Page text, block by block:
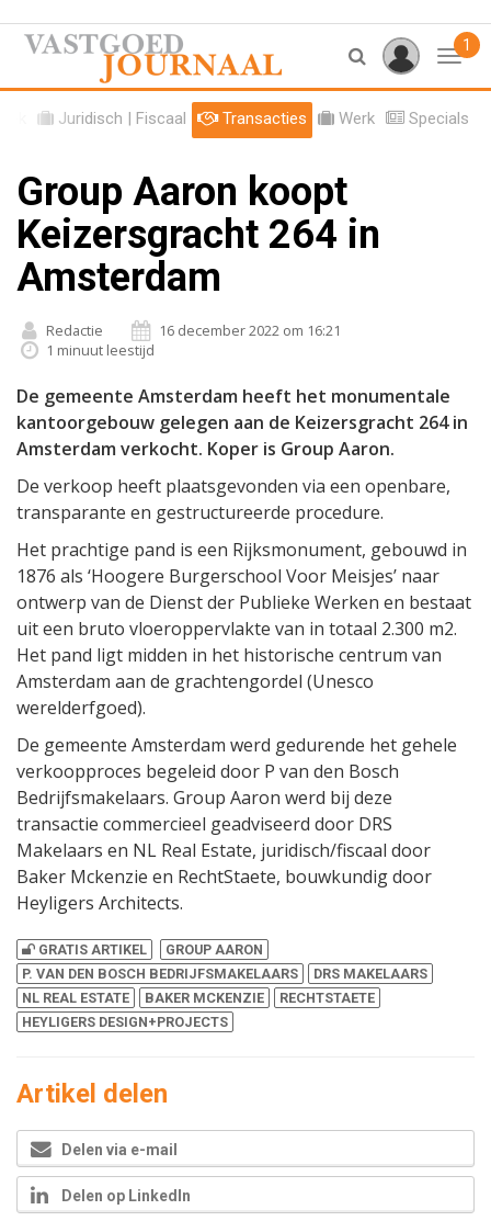
1
Juridisch | Fiscaal Transacties Werk Specials
Group Aaron koopt
Keizersgracht 264 in
Amsterdam
Redactie
16 december 2022 om 16:21
1 minuut leestijd
De gemeente Amsterdam heeft het monumentale
kantoorgebouw gelegen aan de Keizersgracht 264 in
Amsterdam verkocht. Koper is Group Aaron.
De verkoop heeft plaatsgevonden via een openbare,
transparante en gestructureerde procedure.
Het prachtige pand is een Rijksmonument, gebouwd in
1876 als ‘Hoogere Burgerschool Voor Meisjes’ naar
ontwerp van de Dienst der Publieke Werken en bestaat
uit een bruto vloeroppervlakte van in totaal 2.300 m2.
Het pand ligt midden in het historische centrum van
Amsterdam aan de grachtengordel (Unesco
werelderfgoed).
De gemeente Amsterdam werd gedurende het gehele
verkoopproces begeleid door P van den Bosch
Bedrijfsmakelaars. Group Aaron werd bij deze
transactie commercieel geadviseerd door DRS
Makelaars en NL Real Estate, juridisch/fiscaal door
Baker Mckenzie en RechtStaete, bouwkundig door
Heyligers Architects.
GRATIS ARTIKEL
GROUP AARON
P. VAN DEN BOSCH BEDRIJFSMAKELAARS
DRS MAKELAARS
NL REAL ESTATE
BAKER MCKENZIE
RECHTSTAETE
HEYLIGERS DESIGN+PROJECTS
Artikel delen
Delen via e-mail
Delen op LinkedIn